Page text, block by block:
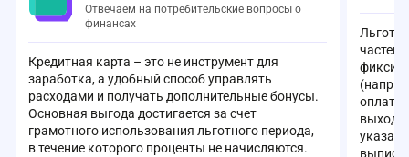
Отвечаем на потребительские вопросы о
финансах
Кредитная карта – это не инструмент для
заработка, а удобный способ управлять
расходами и получать дополнительные бонусы.
Основная выгода достигается за счет
грамотного использования льготного периода,
в течение которого проценты не начисляются.
частей:
оплаты